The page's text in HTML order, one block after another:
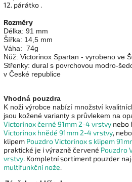
12. párátko .
Rozměry
Délka: 91 mm
Šířka: 14,5 mm
Váha: 74g
Nůž: Victorinox Spartan - vyrobeno ve
Střenky: dural s povrchovou modro-
v České republice
Vhodná pouzdra
K noži výrobce nabízí množství
jsou kožené varianty s průvlekem na
Victorinox černé 91mm 2-4 vrstvy nebo
Victorinox hnědé 91mm 2-4 vrstvy,
klipem Pouzdro Victorinox s klipem
praktické je i výrazně červené Pouzdro
vrstvy. Kompletní sortiment pouzder
multifunkční nože.